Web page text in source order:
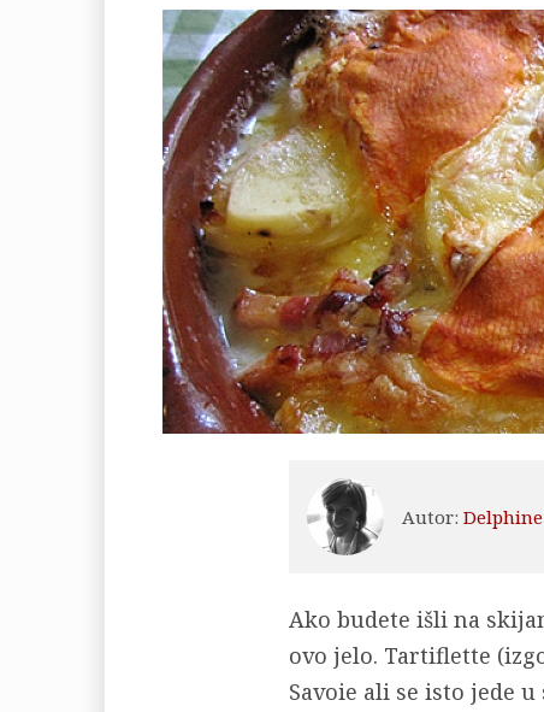
Autor:
Ako budete išli na
ovo jelo. Tartiflette
Savoie ali se isto jede